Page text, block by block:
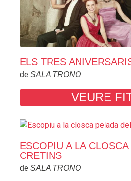
ELS TRES
de SALA TRONO
VEURE
ESCOPIU A LA
CRETINS
de SALA TRONO